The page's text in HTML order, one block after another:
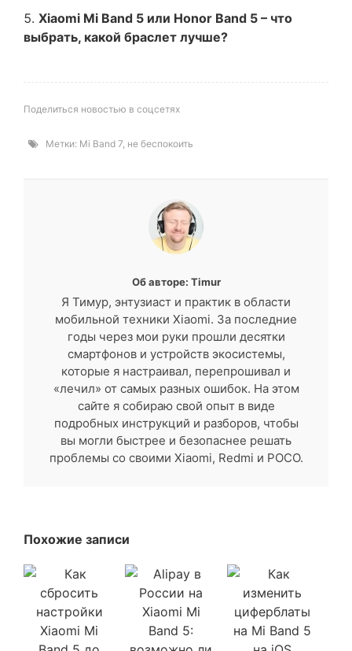
Xiaomi Mi Band 5 или Honor Band 5 – что
выбрать, какой браслет лучше?
Поделиться новостью в соцсетях
Метки: Mi Band 7 не беспокоить
Об авторе: Timur
Я Тимур, энтузиаст и практик в области
мобильной техники Xiaomi. За последние
годы через мои руки прошли десятки
смартфонов и устройств экосистемы,
которые я настраивал, перепрошивал и
«лечил» от самых разных ошибок. На этом
сайте я собираю свой опыт в виде
подробных инструкций и разборов, чтобы
вы могли быстрее и безопаснее решать
проблемы со своими Xiaomi, Redmi и POCO.
Похожие записи